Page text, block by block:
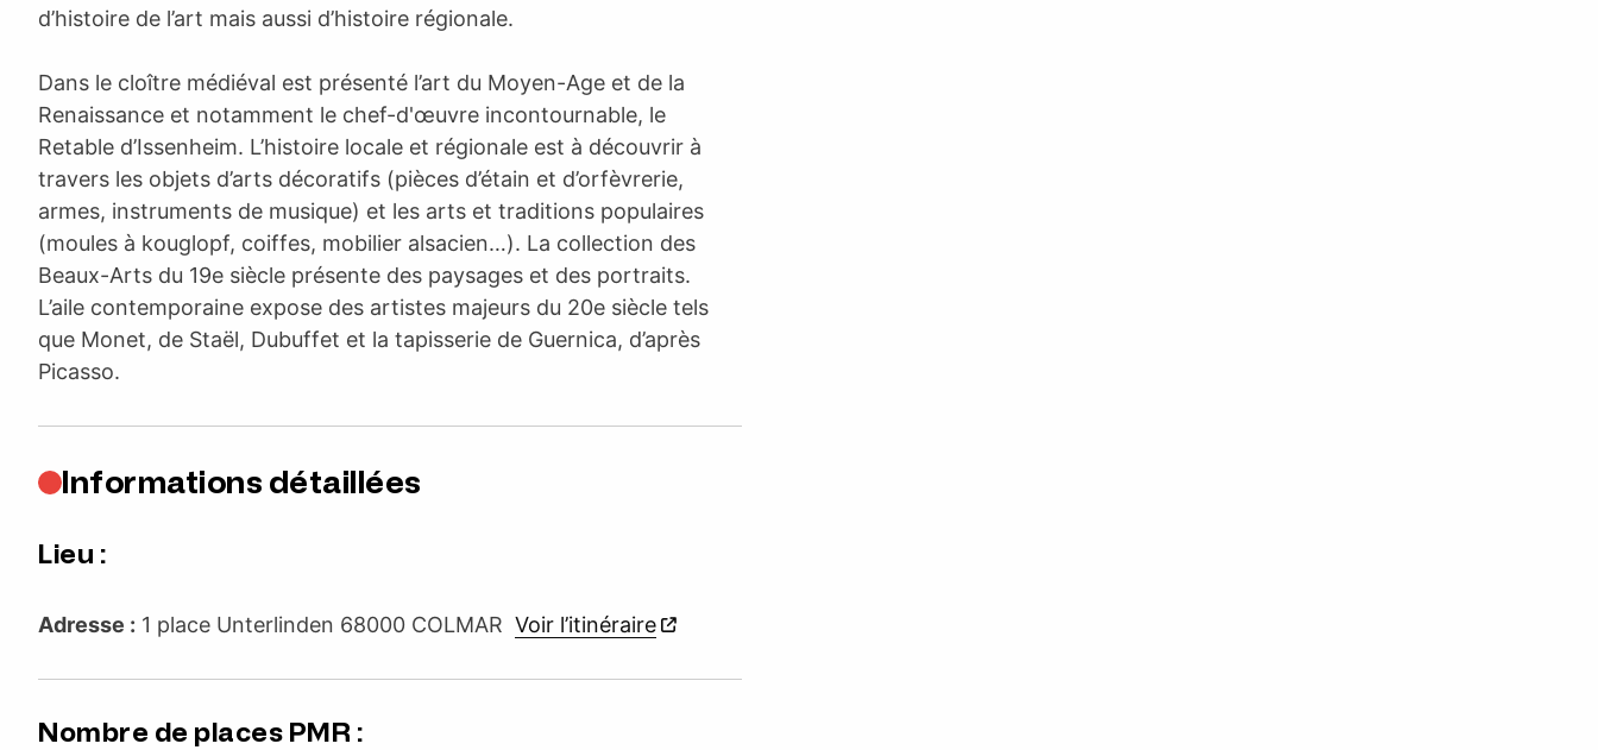
d’histoire de l’art mais aussi d’histoire régionale.
Dans le cloître médiéval est présenté l’art du Moyen-Age et de la
Renaissance et notamment le chef-d'œuvre incontournable, le
Retable d’Issenheim. L’histoire locale et régionale est à découvrir à
travers les objets d’arts décoratifs (pièces d’étain et d’orfèvrerie,
armes, instruments de musique) et les arts et traditions populaires
(moules à kouglopf, coiffes, mobilier alsacien…). La collection des
Beaux-Arts du 19e siècle présente des paysages et des portraits.
L’aile contemporaine expose des artistes majeurs du 20e siècle tels
que Monet, de Staël, Dubuffet et la tapisserie de Guernica, d’après
Picasso.
Informations détaillées
Lieu :
Adresse : 1 place Unterlinden 68000 COLMAR Voir l’itinéraire
Nombre de places PMR :